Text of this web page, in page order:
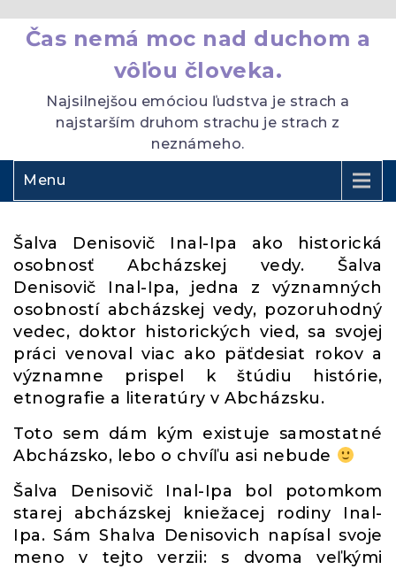
Čas nemá moc nad duchom a
vôľou človeka.
Najsilnejšou emóciou ľudstva je strach a
najstarším druhom strachu je strach z
neznámeho.
Menu
Šalva Denisovič Inal-Ipa ako historická
osobnosť Abcházskej vedy. Šalva
Denisovič Inal-Ipa, jedna z významných
osobností abcházskej vedy, pozoruhodný
vedec, doktor historických vied, sa svojej
práci venoval viac ako päťdesiat rokov a
významne prispel k štúdiu histórie,
etnografie a literatúry v Abcházsku.
Toto sem dám kým existuje samostatné
Abcházsko, lebo o chvíľu asi nebude
Šalva Denisovič Inal-Ipa bol potomkom
starej abcházskej kniežacej rodiny Inal-
Ipa. Sám Shalva Denisovich napísal svoje
meno v tejto verzii: s dvoma veľkými